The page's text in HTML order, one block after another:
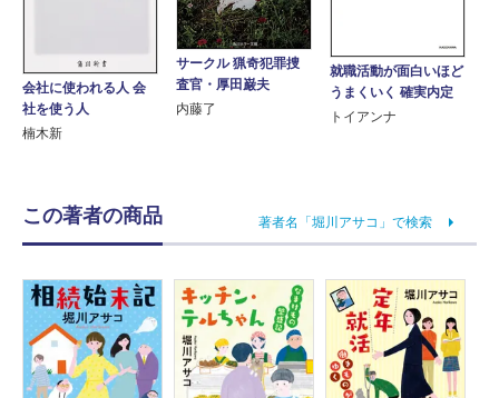
会社に使われる人 会
社を使う人
楠木新
サークル 猟奇犯罪捜
査官・厚田巌夫
内藤了
就職活動が面白いほど
うまくいく 確実内定
トイアンナ
この著者の商品 著者名「堀川アサコ」で検索